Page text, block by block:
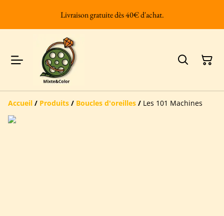
Livraison gratuite dès 40€ d'achat.
Accueil / Produits / Boucles d'oreilles / Les 101 Machines